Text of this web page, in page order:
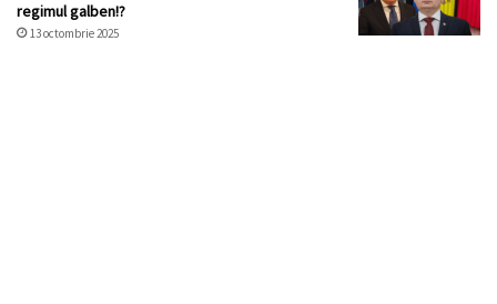
regimul galben!?
13 octombrie 2025